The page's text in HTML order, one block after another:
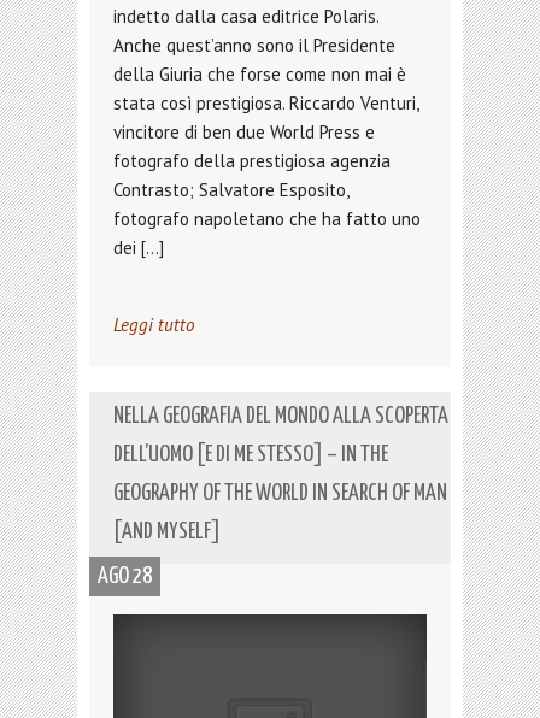
indetto dalla casa editrice Polaris.
Anche quest’anno sono il Presidente
della Giuria che forse come non mai è
stata così prestigiosa. Riccardo Venturi,
vincitore di ben due World Press e
fotografo della prestigiosa agenzia
Contrasto; Salvatore Esposito,
fotografo napoletano che ha fatto uno
dei […]
Leggi tutto
NELLA GEOGRAFIA DEL MONDO ALLA SCOPERTA
DELL’UOMO [E DI ME STESSO] – IN THE
GEOGRAPHY OF THE WORLD IN SEARCH OF MAN
[AND MYSELF]
AGO 28